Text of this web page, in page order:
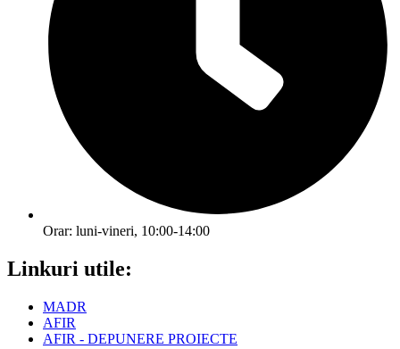
Orar: luni-vineri, 10:00-14:00
Linkuri utile:
MADR
AFIR
AFIR - DEPUNERE PROIECTE